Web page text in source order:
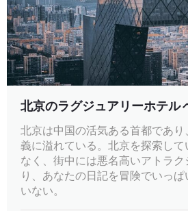
北京のラグジュアリーホテル
北京は中国の活気ある首都であ
義に溢れている。北京を探索し
なく、街中には悪名高いアトラ
り、あなたの日記を冒険でいっ
いない。